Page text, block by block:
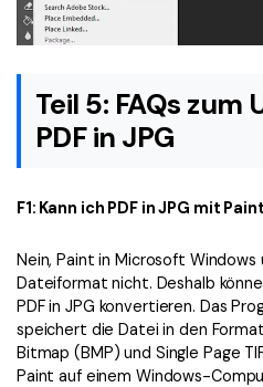
Teil 5: FAQs
PDF in JPG
F1: Kann ich PDF in JPG mit
Nein, Paint in Microsoft
Dateiformat nicht. Deshalb
PDF in JPG konvertieren. Das
speichert die Datei in den
Bitmap (BMP) und Single Page
Paint auf einem Windows-